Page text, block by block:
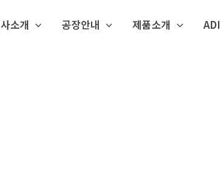
소개 공장안내 제품소개 ADI